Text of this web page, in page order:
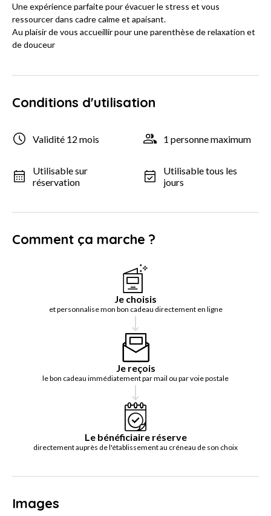
Une expérience parfaite pour évacuer le stress et vous
ressourcer dans cadre calme et apaisant.
Au plaisir de vous accueillir pour une parenthèse de relaxation et
de douceur
Conditions d'utilisation
Validité 12 mois 1 personne maximum
Utilisable sur
réservation
Utilisable tous les
jours
Comment ça marche ?
Je choisis
et personnalise mon bon cadeau directement en ligne
Je reçois
le bon cadeau immédiatement par mail ou par voie postale
Le bénéficiaire réserve
directement auprès de l'établissement au créneau de son choix
Images